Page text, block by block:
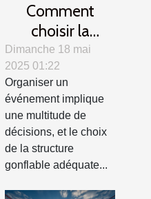
Comment
choisir la
structure
gonflable idéale
pour votre
événement
Dimanche 18 mai
2025 01:22
Organiser un
événement implique
une multitude de
décisions, et le choix
de la structure
gonflable adéquate...